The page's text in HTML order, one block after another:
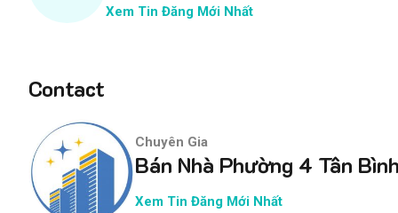
Xem Tin Đăng Mới Nhất
Contact
Chuyên Gia
Bán Nhà Phường 4 Tân
Xem Tin Đăng Mới Nhất